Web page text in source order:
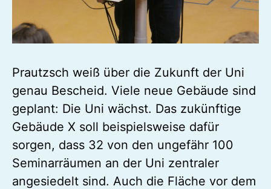
Prautzsch weiß über die Zukunft der Uni
genau Bescheid. Viele neue Gebäude sind
geplant: Die Uni wächst. Das zukünftige
Gebäude X soll beispielsweise dafür
sorgen, dass 32 von den ungefähr 100
Seminarräumen an der Uni zentraler
angesiedelt sind. Auch die Fläche vor dem